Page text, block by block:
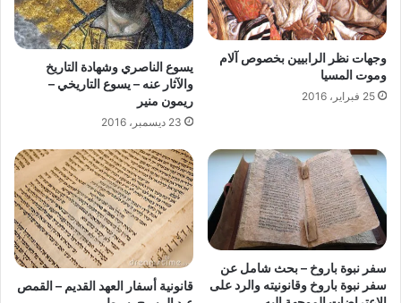
وجهات نظر الرابيين بخصوص آلام
وموت المسيا
25 فبراير، 2016
يسوع الناصري وشهادة التاريخ
والآثار عنه – يسوع التاريخي –
ريمون منير
23 ديسمبر، 2016
سفر نبوة باروخ – بحث شامل عن
سفر نبوة باروخ وقانونيته والرد على
قانونية أسفار العهد القديم – القمص